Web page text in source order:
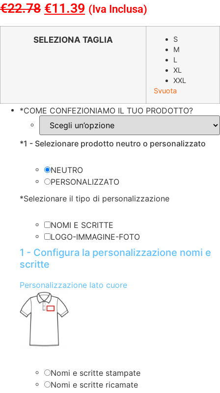
€22.78 Il
prezzo
originale
€11.39 Il
prezzo
attuale
(Iva Inclusa)
SELEZIONA TAGLIA
S
M
L
XL
XXL
Svuota
*COME CONFEZIONIAMO IL TUO PRODOTTO?
*1 - Selezionare prodotto neutro o personalizzato
NEUTRO
PERSONALIZZATO
*Selezionare il tipo di personalizzazione
NOMI E SCRITTE
LOGO-IMMAGINE-FOTO
1 - Configura la personalizzazione nomi e
scritte
Personalizzazione lato cuore
Nomi e scritte stampate
Nomi e scritte ricamate